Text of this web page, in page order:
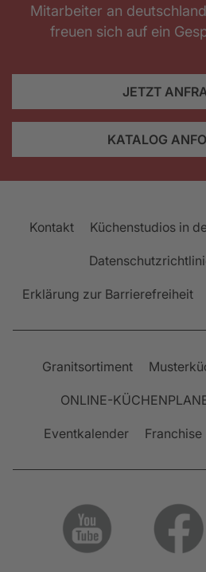
Mitarbeiter an
freuen sich auf ein
JETZT
KATALOG
Kontakt Küchenstudios in
Erklärung zur Barrierefreiheit
Granitsortiment
ONLINE-
Eventkalender Franchise